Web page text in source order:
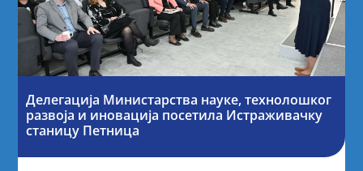
Делегација Министарства науке, технолошког
развоја и иновација посетила Истраживачку
станицу Петница